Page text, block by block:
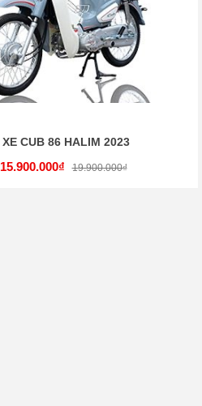
XE CUB 86 HALIM 2023
15.900.000₫ 19.900.000₫